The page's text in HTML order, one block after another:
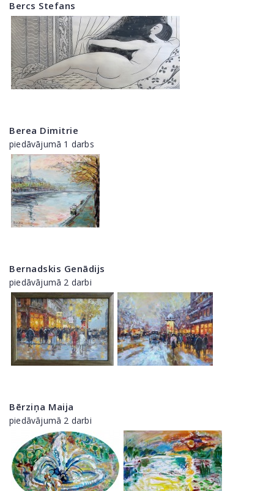
Bercs Stefans
Berea Dimitrie
piedāvājumā 1 darbs
Bernadskis Genādijs
piedāvājumā 2 darbi
Bērziņa Maija
piedāvājumā 2 darbi